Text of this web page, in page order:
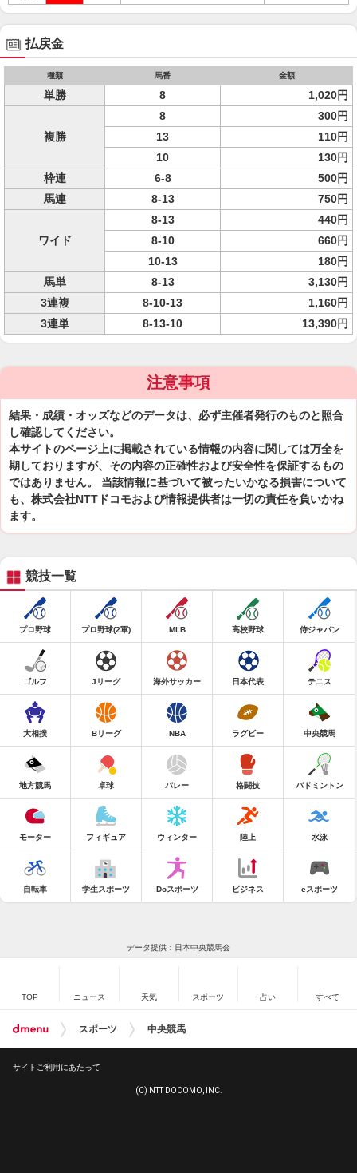
払戻金
種類 馬番 金額
単勝 8 1,020円
複勝
8
300円
13
110円
10
130円
枠連
6-8
500円
馬連
8-13 750円
ワイド
8-13
440円
8-10
660円
10-13
180円
馬単
8-13
3,130円
3連複
8-10-13
1,160円
3連単
8-13-10 13,390円
注意事項
結果・成績・オッズなどのデータは、必ず主催者発行のものと照合
し確認してください。
本サイトのページ上に掲載されている情報の内容に関しては万全を
期しておりますが、その内容の正確性および安全性を保証するもの
ではありません。 当該情報に基づいて被ったいかなる損害について
も、株式会社NTTドコモおよび情報提供者は一切の責任を負いかね
ます。
競技一覧
プロ野球 プロ野球(2軍) MLB 高校野球 侍ジャパン
ゴルフ Jリーグ 海外サッカー 日本代表 テニス
大相撲 Bリーグ NBA ラグビー 中央競馬
地方競馬 卓球 バレー 格闘技 バドミントン
モーター フィギュア ウィンター 陸上 水泳
自転車 学生スポーツ Doスポーツ ビジネス eスポーツ
データ提供：日本中央競馬会
TOP ニュース 天気 スポーツ 占い すべて
スポーツ 中央競馬
サイトご利用にあたって
(C) NTT DOCOMO, INC.